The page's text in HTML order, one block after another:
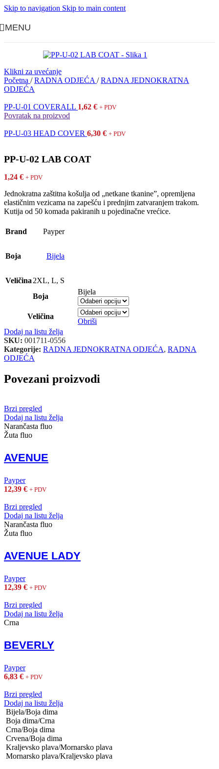
Skip to navigation Skip to main content
MENU
Klikni za uvećanje
Početna / RADNA ODJEĆA / RADNA JEDNOKRATNA
ODJEĆA
PP-U-01 COVERALL 1,62 € + PDV
Povratak na proizvod
PP-U-03 HEAD COVER 6,30 € + PDV
PP-U-02 LAB COAT
1,24 € + PDV
Jednokratna zaštitna košulja od „netkane tkanine”, opremljena
elastičnim vezicama na zapešću i prednjim zatvaranjem trakom.
Kutija od 50 komada pakiranih u pojedinačne vrećice.
Brand Payper
Boja Bijela
Veličina 2XL, L, S
Boja
Bijela
Veličina
Obriši
Dodaj na listu želja
SKU: 001711-0556
Kategorije: RADNA JEDNOKRATNA ODJEĆA, RADNA
ODJEĆA
Povezani proizvodi
Brzi pregled
Dodaj na listu želja
Narančasta fluo
Žuta fluo
AVENUE
Payper
12,39 € + PDV
Brzi pregled
Dodaj na listu želja
Narančasta fluo
Žuta fluo
AVENUE LADY
Payper
12,39 € + PDV
Brzi pregled
Dodaj na listu želja
Crna
BEVERLY
Payper
6,83 € + PDV
Brzi pregled
Dodaj na listu želja
Bijela/Boja dima
Boja dima/Crna
Crna/Boja dima
Crvena/Boja dima
Kraljevsko plava/Mornarsko plava
Mornarsko plava/Kraljevsko plava